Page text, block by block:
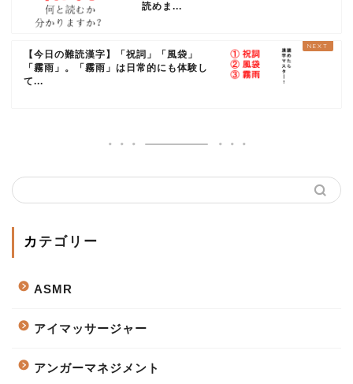
読めま...
【今日の難読漢字】「祝詞」「風袋」
「霧雨」。「霧雨」は日常的にも体験し
て...
カテゴリー
ASMR
アイマッサージャー
アンガーマネジメント